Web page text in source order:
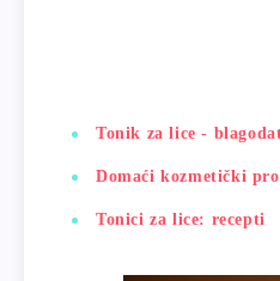
Tonik za lice -
Domaći kozmetički
Tonici za lice: recepti